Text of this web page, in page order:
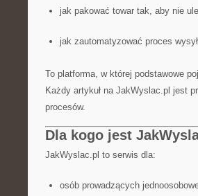
jak pakować towar tak, aby nie
jak zautomatyzować proces
To platforma, w której podstawowe
Każdy artykuł na JakWyslac.pl jest
procesów.
Dla kogo jest
JakWyslac.pl to serwis dla:
osób prowadzących